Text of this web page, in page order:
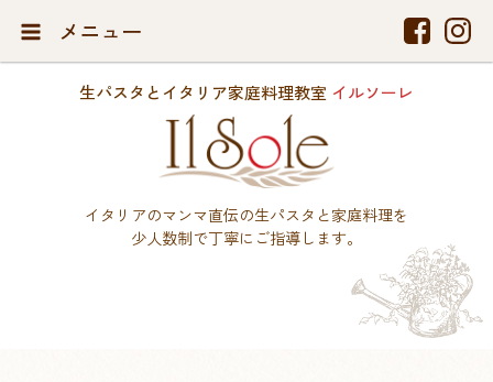
メニュー
生パスタとイタリア家庭料理教室 イルソーレ
イタリアのマンマ直伝の生パスタと家庭料理を
少人数制で丁寧にご指導します。